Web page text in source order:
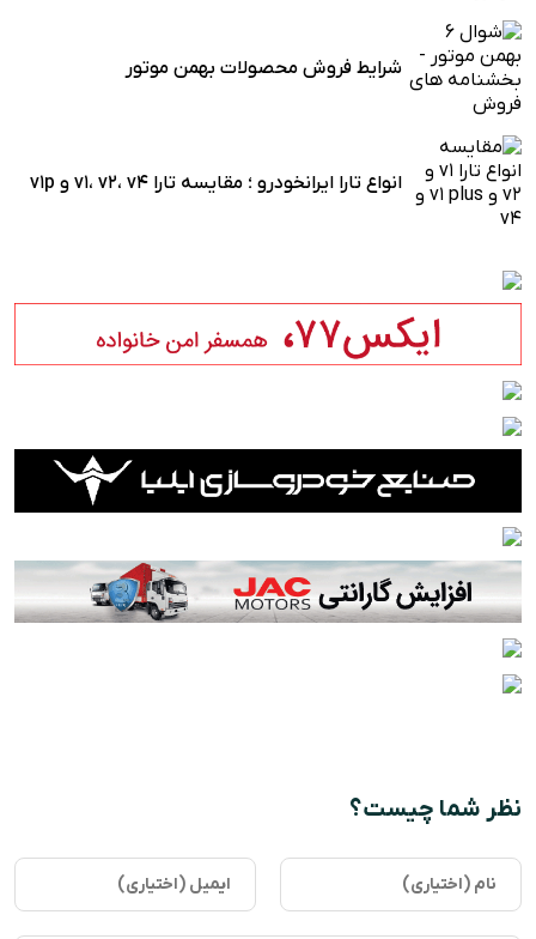
شرایط فروش محصولات بهمن موتور
انواع تارا ایرانخودرو ؛ مقایسه تارا v1، v2، v4 و v1p
نظر شما چیست؟